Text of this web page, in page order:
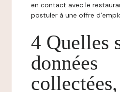
en contact avec le
postuler à une offre
4 Quelles
données